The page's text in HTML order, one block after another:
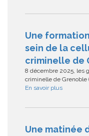
Une
sein de la
criminelle de
8 décembre 2025, les
criminelle de Grenoble
En savoir plus
Une matinée